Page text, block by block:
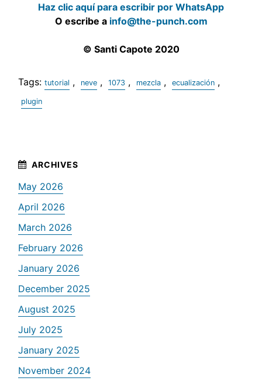
Haz clic aquí para escribir por WhatsApp
O escribe a info@the-punch.com
© Santi Capote 2020
Tags: tutorial , neve , 1073 , mezcla , ecualización ,
plugin
May 2026
April 2026
March 2026
February 2026
January 2026
December 2025
August 2025
July 2025
January 2025
November 2024